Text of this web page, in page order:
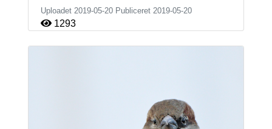
Uploadet 2019-05-20 Publiceret 2019-05-20
1293